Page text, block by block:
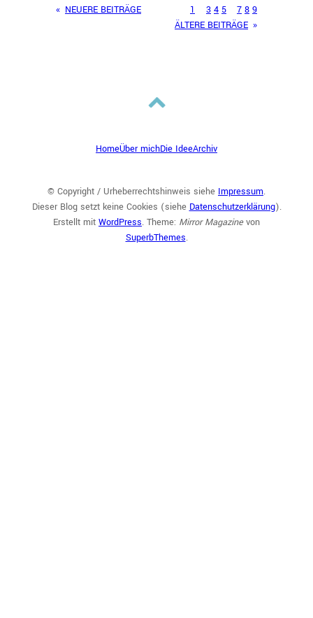
« NEUERE BEITRÄGE 1 3 4 5 7 8 9
ÄLTERE BEITRÄGE »
HomeÜber michDie IdeeArchiv
© Copyright / Urheberrechtshinweis siehe Impressum.
Dieser Blog setzt keine Cookies (siehe Datenschutzerklärung).
Erstellt mit WordPress. Theme: Mirror Magazinevon
SuperbThemes.